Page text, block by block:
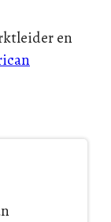
en